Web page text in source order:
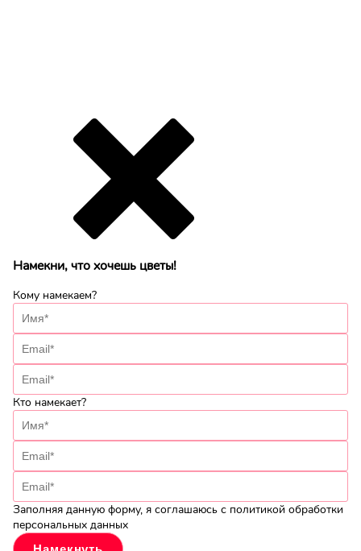
Намекни, что хочешь цветы!
Кому намекаем?
Кто намекает?
Заполняя данную форму, я соглашаюсь с политикой обработки
персональных данных